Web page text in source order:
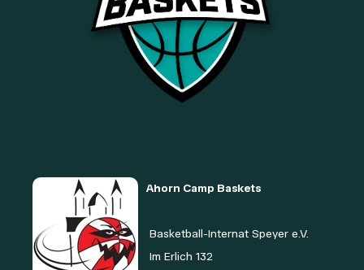
Ahorn Camp Baskets
Basketball-Internat Speyer e.V.
Im Erlich 132